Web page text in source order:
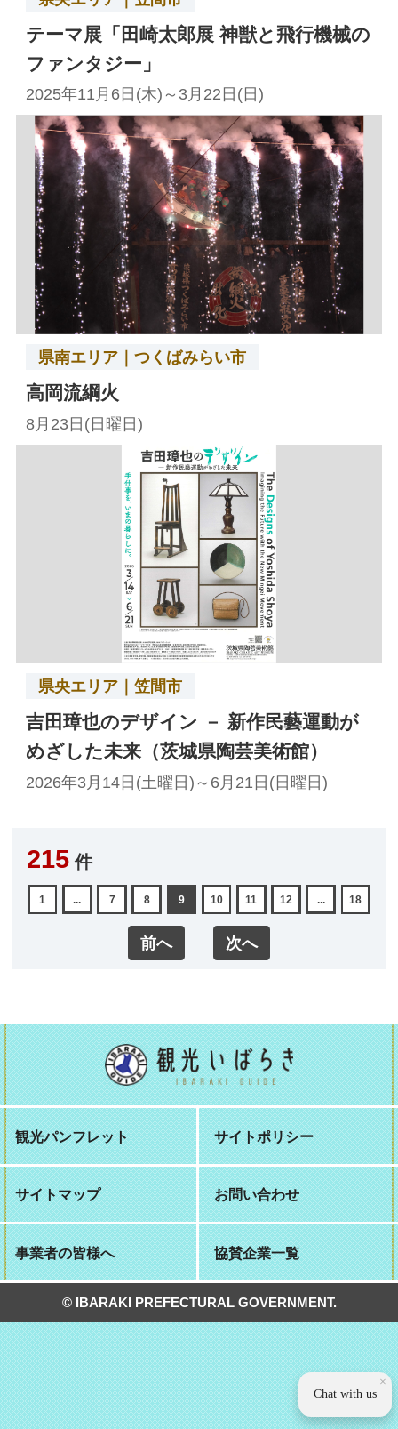
テーマ展「田崎太郎展 神獣と飛行機械の
ファンタジー」
2025年11月6日(木)～3月22日(日)
県南エリア｜つくばみらい市
高岡流綱火
8月23日(日曜日)
県央エリア｜笠間市
吉田璋也のデザイン － 新作民藝運動が
めざした未来（茨城県陶芸美術館）
2026年3月14日(土曜日)～6月21日(日曜日)
215 件
前へ
1 ... 7 8 9 10 11 12 ... 18
次へ
観光パンフレット サイトポリシー
サイトマップ お問い合わせ
事業者の皆様へ 協賛企業一覧
© IBARAKI PREFECTURAL GOVERNMENT.
×
Chat with us